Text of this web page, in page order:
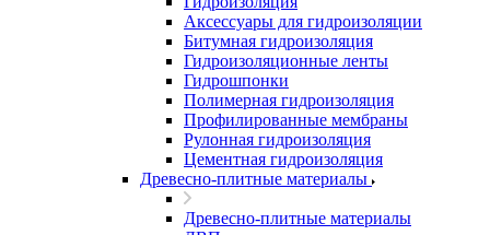
Аксессуары для гидроизоляции
Битумная гидроизоляция
Гидроизоляционные ленты
Гидрошпонки
Полимерная гидроизоляция
Профилированные мембраны
Рулонная гидроизоляция
Цементная гидроизоляция
Древесно-плитные материалы
Древесно-плитные материалы